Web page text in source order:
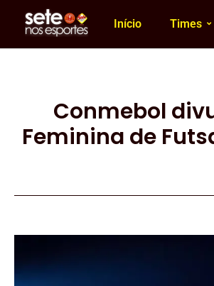
Início Times
Conmebol
Feminina de